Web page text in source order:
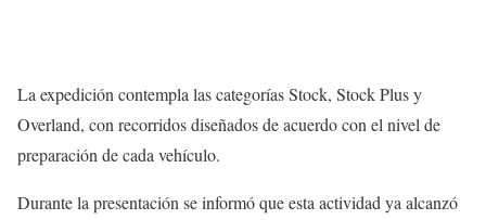
La expedición contempla las categorías Stock, Stock Plus y
Overland, con recorridos diseñados de acuerdo con el nivel de
preparación de cada vehículo.
Durante la presentación se informó que esta actividad ya alcanzó